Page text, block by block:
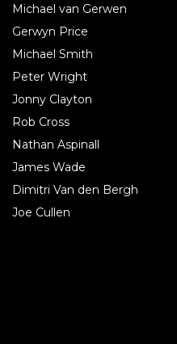
Michael van Gerwen
Gerwyn Price
Michael Smith
Peter Wright
Jonny Clayton
Rob Cross
Nathan Aspinall
James Wade
Dimitri Van den Bergh
Joe Cullen